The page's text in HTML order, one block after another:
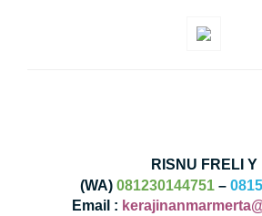
RISNU FRELI Y
(WA) 081230144751–
Email :